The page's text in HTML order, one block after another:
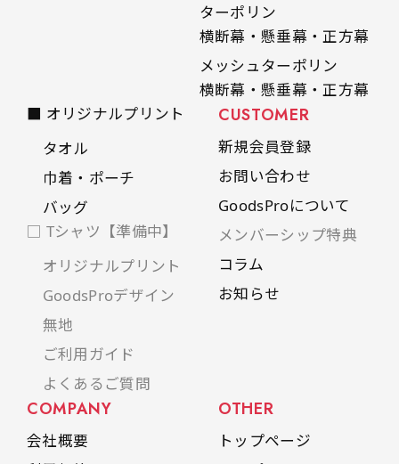
ターポリン
横断幕・懸垂幕・正方幕
メッシュターポリン
横断幕・懸垂幕・正方幕
■ オリジナルプリント
タオル
巾着・ポーチ
バッグ
□ Tシャツ【準備中】
オリジナルプリント
GoodsProデザイン
無地
ご利用ガイド
よくあるご質問
CUSTOMER
新規会員登録
お問い合わせ
GoodsProについて
メンバーシップ特典
コラム
お知らせ
COMPANY
会社概要
OTHER
トップページ